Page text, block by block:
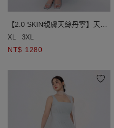
【2.0 SKIN親膚天絲丹寧】天絲
涼感細肩帶傘擺長洋裝
XL 3XL
NT$ 1280